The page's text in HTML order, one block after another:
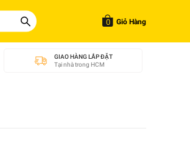
0 Giỏ Hàng
GIAO HÀNG LẮP ĐẶT
Tại nhà trong HCM